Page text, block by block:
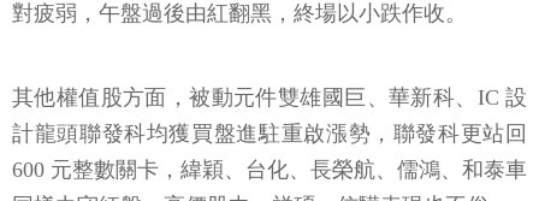
對疲弱，午盤過後由紅翻黑，終場以小跌作收。
其他權值股方面，被動元件雙雄國巨、華新科、IC 設
計龍頭聯發科均獲買盤進駐重啟漲勢，聯發科更站回
600 元整數關卡，緯穎、台化、長榮航、儒鴻、和泰車